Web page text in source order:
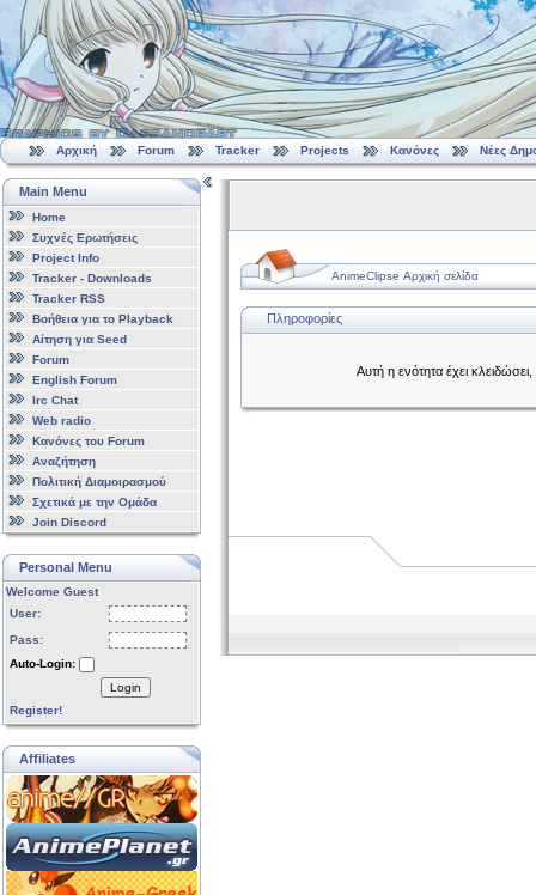
Αρχική Forum Tracker Projects Κανόνες Νέες
Main Menu
Home
Συχνές Ερωτήσεις
Project Info
Tracker - Downloads
Tracker RSS
Βοήθεια για το Playback
Αίτηση για Seed
Forum
English Forum
Irc Chat
Web radio
Κανόνες του Forum
Αναζήτηση
Πολιτική Διαμοιρασμού
Σχετικά με την Ομάδα
Join Discord
Personal Menu
Welcome Guest
User:
Pass:
Auto-Login:
Login
Register!
Affiliates
AnimeClipse Αρχική σελίδα
Πληροφορίες
Αυτή η ενότητα έχει